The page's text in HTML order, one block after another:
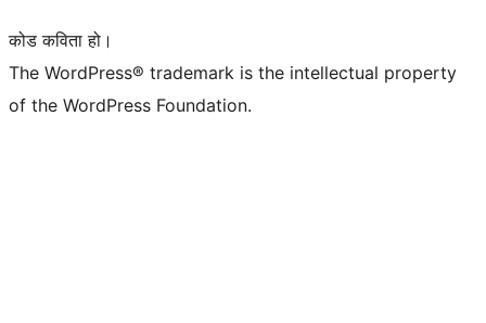
कोड कविता हो।
The WordPress® trademark is the intellectual property
of the WordPress Foundation.